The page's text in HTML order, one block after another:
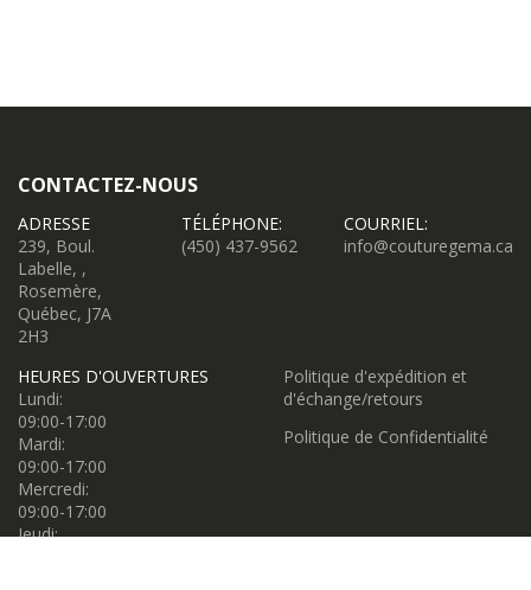
CONTACTEZ-NOUS
ADRESSE
239, Boul.
Labelle, ,
Rosemère,
Québec, J7A
2H3
TÉLÉPHONE:
(450) 437-9562
COURRIEL:
info@couturegema.ca
HEURES D'OUVERTURES
Lundi:
09:00-17:00
Mardi:
09:00-17:00
Mercredi:
09:00-17:00
Jeudi:
Politique d'expédition et
d'échange/retours
Politique de Confidentialité